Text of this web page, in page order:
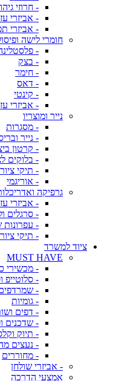
- חרוזי
- אביזרי
- אביזרי
חומרי לישה
-
- בצק
- חימר
- דאס
- קינטי
- אביזרי
נייר ומוצריו
- מסגרות
- נייר
- קרטון
- בלוקים
- תיקי ציור
- אוריגמי
גרפיקה
- אביזרי
- סרגלים
-
- תיקי ציור
ציוד למשרד
MUST HAVE
- מכשירי
- סלוטייפ
-
- גומיות
- דפים
- שדכנים
- תיוק
- נעצים
- מחוררים
- אביזרי שולחן
אמצעי הדרכה